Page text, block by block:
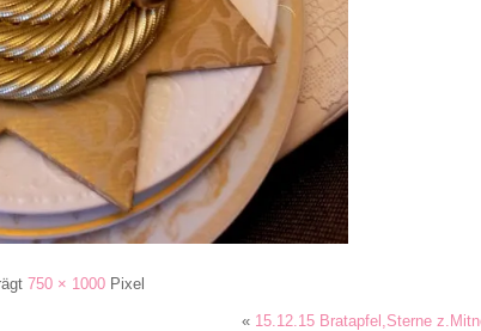
750 × 1000Pixel
« 15.12.15 Bratapfel,Sterne